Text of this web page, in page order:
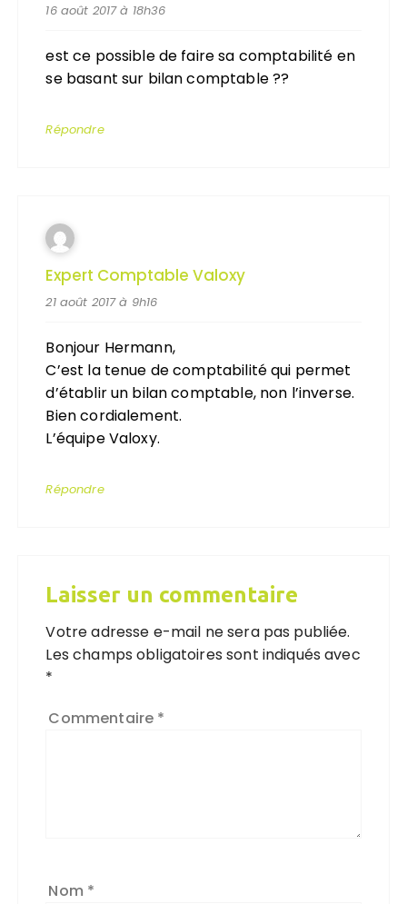
16 août 2017 à 18h36
est ce possible de faire sa comptabilité en
se basant sur bilan comptable ??
Répondre
Expert Comptable Valoxy
21 août 2017 à 9h16
Bonjour Hermann,
C’est la tenue de comptabilité qui permet
d’établir un bilan comptable, non l’inverse.
Bien cordialement.
L’équipe Valoxy.
Répondre
Laisser un commentaire
Votre adresse e-mail ne sera pas publiée.
Les champs obligatoires sont indiqués avec
*
Commentaire *
Nom *